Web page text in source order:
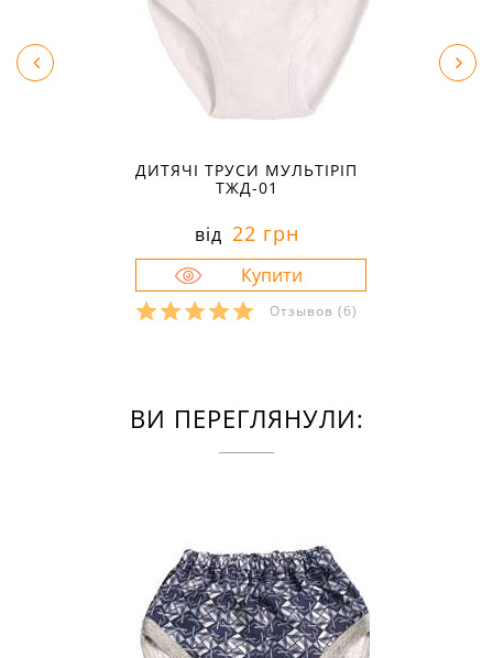
ДИТЯЧІ ТРУСИ МУЛЬТІРІП
ТЖД-01
від 22 грн
Отзывов (6)
ВИ ПЕРЕГЛЯНУЛИ: